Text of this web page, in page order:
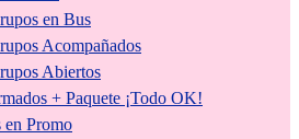
en Bus
Acompañados
Abiertos
+ Paquete ¡Todo OK!
en Promo